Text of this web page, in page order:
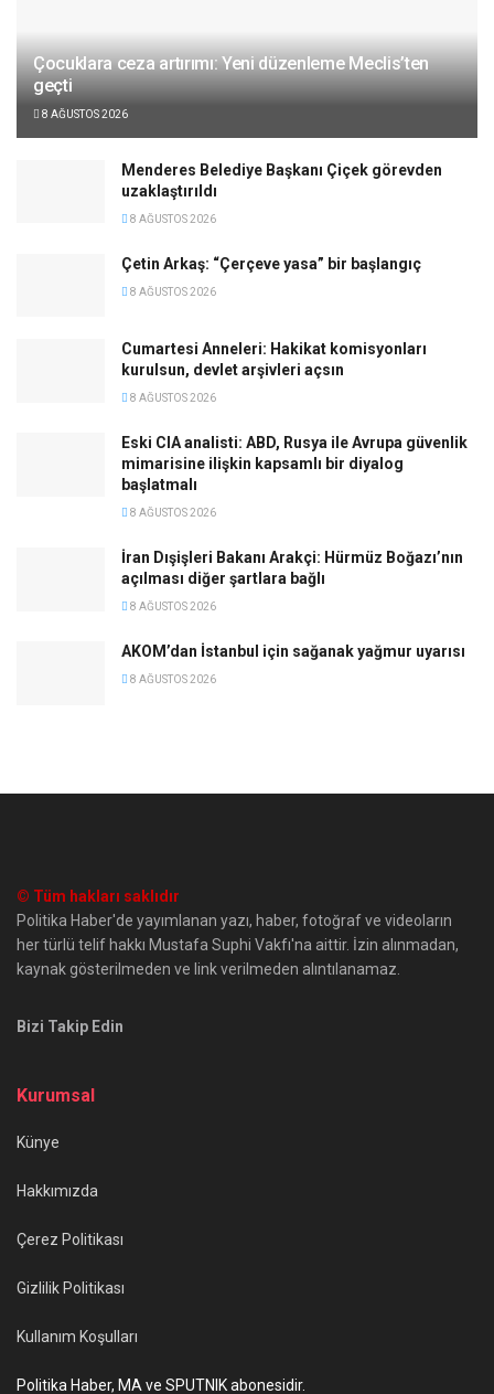
Çocuklara ceza artırımı: Yeni düzenleme Meclis’ten
geçti
8 AĞUSTOS 2026
Menderes Belediye Başkanı Çiçek görevden
uzaklaştırıldı
8 AĞUSTOS 2026
Çetin Arkaş: “Çerçeve yasa” bir başlangıç
8 AĞUSTOS 2026
Cumartesi Anneleri: Hakikat komisyonları
kurulsun, devlet arşivleri açsın
8 AĞUSTOS 2026
Eski CIA analisti: ABD, Rusya ile Avrupa güvenlik
mimarisine ilişkin kapsamlı bir diyalog
başlatmalı
8 AĞUSTOS 2026
İran Dışişleri Bakanı Arakçi: Hürmüz Boğazı’nın
açılması diğer şartlara bağlı
8 AĞUSTOS 2026
AKOM’dan İstanbul için sağanak yağmur uyarısı
8 AĞUSTOS 2026
© Tüm hakları saklıdır
Politika Haber'de yayımlanan yazı, haber, fotoğraf ve videoların
her türlü telif hakkı Mustafa Suphi Vakfı'na aittir. İzin alınmadan,
kaynak gösterilmeden ve link verilmeden alıntılanamaz.
Bizi Takip Edin
Kurumsal
Künye
Hakkımızda
Çerez Politikası
Gizlilik Politikası
Kullanım Koşulları
Politika Haber, MA ve SPUTNIK abonesidir.